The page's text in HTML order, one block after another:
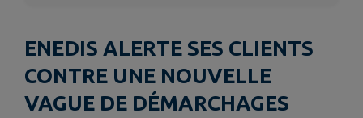
ENEDIS ALERTE SES CLIENTS
CONTRE UNE NOUVELLE
VAGUE DE DÉMARCHAGES